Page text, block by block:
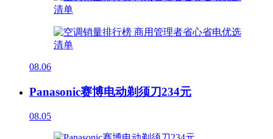
08.06
Panasonic赛博电动剃须刀234元
08.05